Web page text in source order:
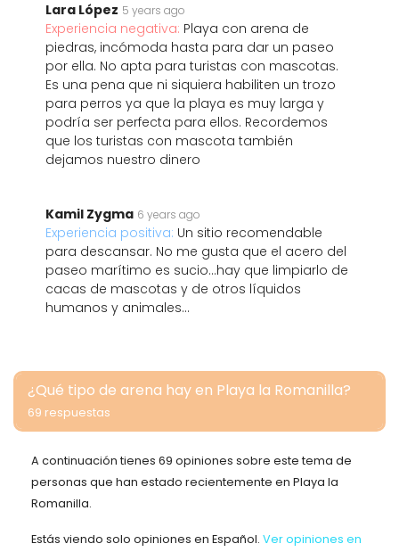
Lara López 5 years ago
Experiencia negativa: Playa con arena de
piedras, incómoda hasta para dar un paseo
por ella. No apta para turistas con mascotas.
Es una pena que ni siquiera habiliten un trozo
para perros ya que la playa es muy larga y
podría ser perfecta para ellos. Recordemos
que los turistas con mascota también
dejamos nuestro dinero
Kamil Zygma 6 years ago
Experiencia positiva: Un sitio recomendable
para descansar. No me gusta que el acero del
paseo marítimo es sucio...hay que limpiarlo de
cacas de mascotas y de otros líquidos
humanos y animales...
¿Qué tipo de arena hay en Playa la Romanilla?
69 respuestas
A continuación tienes 69 opiniones sobre este tema de
personas que han estado recientemente en Playa la
Romanilla.
Estás viendo solo opiniones en Español. Ver opiniones en